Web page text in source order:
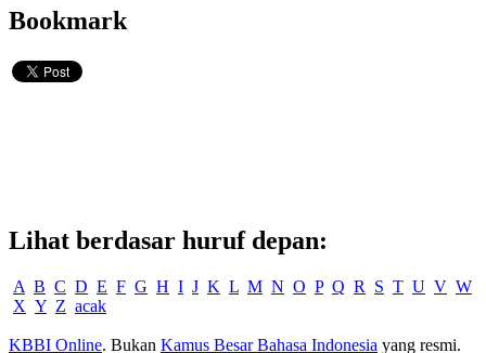
Bookmark
Lihat berdasar huruf depan:
A B C D E F G H I J K L M N O P Q R S T U V W
X Y Z acak
KBBI Online. Bukan Kamus Besar Bahasa Indonesia yang resmi.